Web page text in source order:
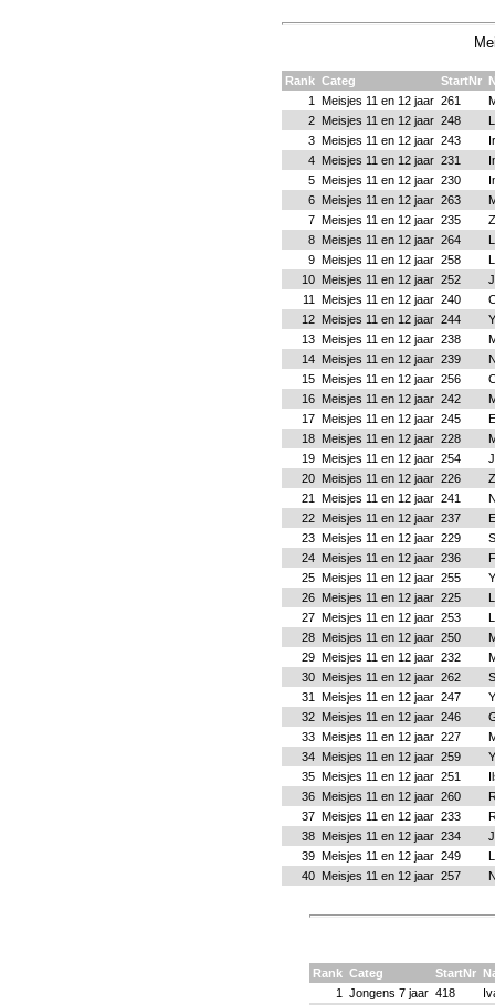
Rank Categ StartNr
1
Meisjes 11 en 12 jaar 261
2 Meisjes 11 en 12 jaar 248
3 Meisjes 11 en 12 jaar 243
4 Meisjes 11 en 12 jaar 231
5 Meisjes 11 en 12 jaar 230
6 Meisjes 11 en 12 jaar 263
7 Meisjes 11 en 12 jaar 235
8 Meisjes 11 en 12 jaar 264
9 Meisjes 11 en 12 jaar 258
10 Meisjes 11 en 12 jaar 252
11
Meisjes 11 en 12 jaar 240
12 Meisjes 11 en 12 jaar 244
13 Meisjes 11 en 12 jaar 238
14 Meisjes 11 en 12 jaar 239
15 Meisjes 11 en 12 jaar 256
16 Meisjes 11 en 12 jaar 242
17 Meisjes 11 en 12 jaar 245
18 Meisjes 11 en 12 jaar 228
19 Meisjes 11 en 12 jaar 254
20 Meisjes 11 en 12 jaar 226
21
Meisjes 11 en 12 jaar 241
22 Meisjes 11 en 12 jaar 237
23 Meisjes 11 en 12 jaar 229
24 Meisjes 11 en 12 jaar 236
25 Meisjes 11 en 12 jaar 255
26 Meisjes 11 en 12 jaar 225
27 Meisjes 11 en 12 jaar 253
28 Meisjes 11 en 12 jaar 250
29 Meisjes 11 en 12 jaar 232
30 Meisjes 11 en 12 jaar 262
31
Meisjes 11 en 12 jaar 247
32 Meisjes 11 en 12 jaar 246
33 Meisjes 11 en 12 jaar 227
34 Meisjes 11 en 12 jaar 259
35 Meisjes 11 en 12 jaar 251
36 Meisjes 11 en 12 jaar 260
37 Meisjes 11 en 12 jaar 233
38 Meisjes 11 en 12 jaar 234
39 Meisjes 11 en 12 jaar 249
40 Meisjes 11 en 12 jaar 257
Rank Categ StartNr
1
Jongens 7 jaar 418